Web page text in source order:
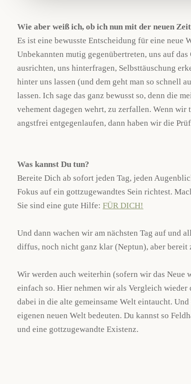
Wie aber weiß ich, ob ich nun mit der neuen
Es ist eine bewusste Entscheidung für eine neue
Unbekannten mutig gegenübertreten, uns auf
ausrichten, uns hinterfragen, Selbsttäuschung
hinter uns lassen (und dem geht man so schnell
lassen. Ich sage das ganz bewusst so, denn die
vehement dagegen wehrt, zu zerfallen. Wenn
angstfrei entgegenlaufen, dann haben wir die
Was kannst Du tun?
Bereite Dich ab sofort jeden Tag, jeden
Fokus auf ein gottzugewandtes Sein richtest.
Sie sind eine gute Hilfe:FÜR DICH!
Und dann wachen wir am nächsten Tag auf und
diffus, noch nicht ganz klar (Neptun), aber bereit
Wir werden auch weiterhin (sofern wir das Neue
einfach so. Hier nehmen wir als Vergleich
dabei in die alte gemeinsame Welt eintaucht.
eigenen neuen Welt bedeuten. Du kannst so
und eine gottzugewandte Existenz.